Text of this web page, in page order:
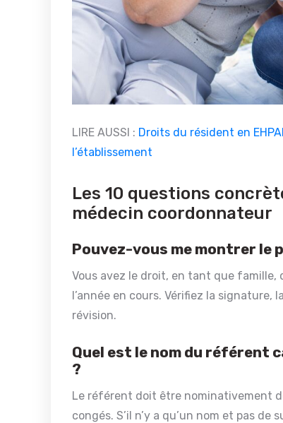
LIRE AUSSI : Droits du résident en
l’établissement
Les 10 questions
médecin coordonnateur
Pouvez-vous me montrer le
Vous avez le droit, en tant que
l’année en cours. Vérifiez la signature,
révision.
Quel est le nom du référent
?
Le référent doit être nominativement
congés. S’il n’y a qu’un nom et pas de